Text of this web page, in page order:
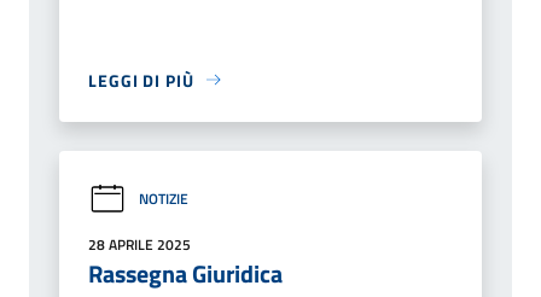
LEGGI DI PIÙ
NOTIZIE
28 APRILE 2025
Rassegna Giuridica